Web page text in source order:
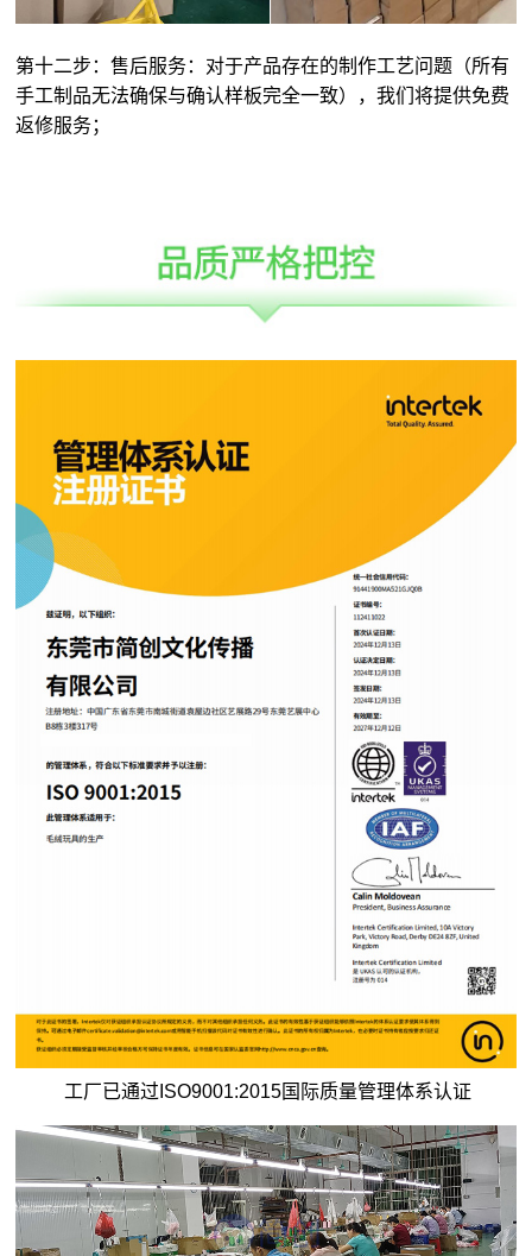
第十二步：售后服务：对于产品存在的制作工艺问题（所有
手工制品无法确保与确认样板完全一致），我们将提供免费
返修服务；
工厂已通过ISO9001:2015国际质量管理体系认证